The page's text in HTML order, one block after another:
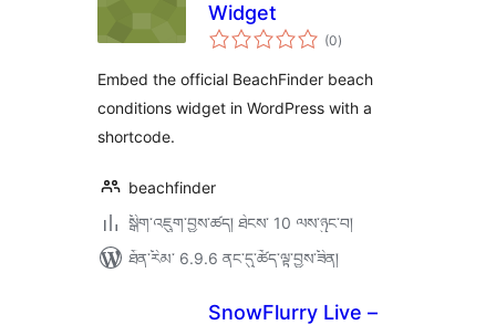
Widget
(0གདེང་
འཇོག་
ཚང་།
)
Embed the official BeachFinder beach
conditions widget in WordPress with a
shortcode.
beachfinder
སྒྲིག་འཇུག་བྱས་ཚད། ཐེངས་ 10 ལས་ཉུང་བ།
ཐོན་རིམ་ 6.9.6 ནང་དུ་ཚོད་ལྟ་བྱས་ཟིན།
SnowFlurry Live –